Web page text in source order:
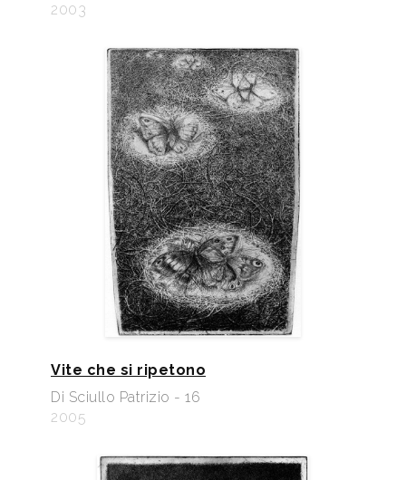
2003
Vite che si ripetono
Di Sciullo Patrizio - 16
2005